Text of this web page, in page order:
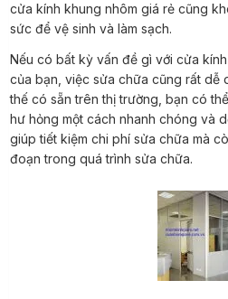
cửa kính khung nhôm giá rẻ cũng
sức để vệ sinh và làm sạch.
Nếu có bất kỳ vấn đề gì với cửa kính khung nhôm giá rẻ tphcm
của bạn, việc sửa chữa cũng rất dễ
thế có sẵn trên thị trường, bạn có
hư hỏng một cách nhanh chóng và
giúp tiết kiệm chi phí sửa chữa mà
đoạn trong quá trình sửa chữa.